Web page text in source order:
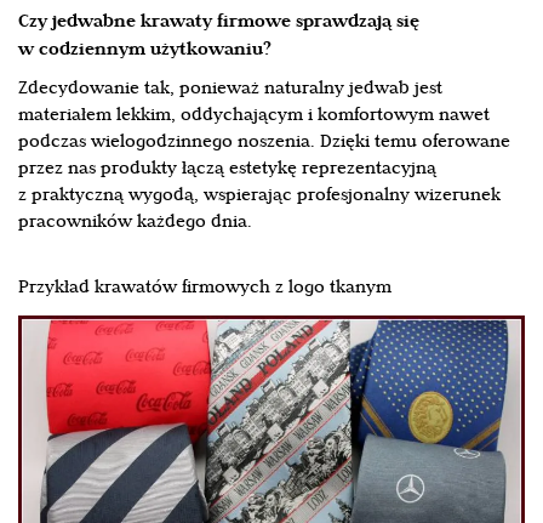
Czy jedwabne krawaty firmowe sprawdzają się
w codziennym użytkowaniu?
Zdecydowanie tak, ponieważ naturalny jedwab jest
materiałem lekkim, oddychającym i komfortowym nawet
podczas wielogodzinnego noszenia. Dzięki temu oferowane
przez nas produkty łączą estetykę reprezentacyjną
z praktyczną wygodą, wspierając profesjonalny wizerunek
pracowników każdego dnia.
Przykład krawatów firmowych z logo tkanym